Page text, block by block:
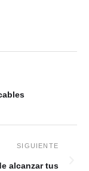
alcanzar tus